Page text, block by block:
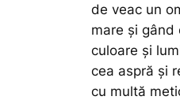
de veac un
mare și gând
culoare și
cea aspră și
cu multă